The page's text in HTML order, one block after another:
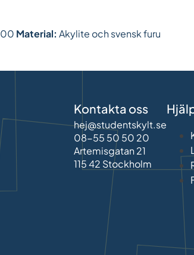
Material: Akylite och svensk furu
Kontakta oss
hej@studentskylt.se
08-55 50 50 20
Artemisgatan 21
115 42 Stockholm